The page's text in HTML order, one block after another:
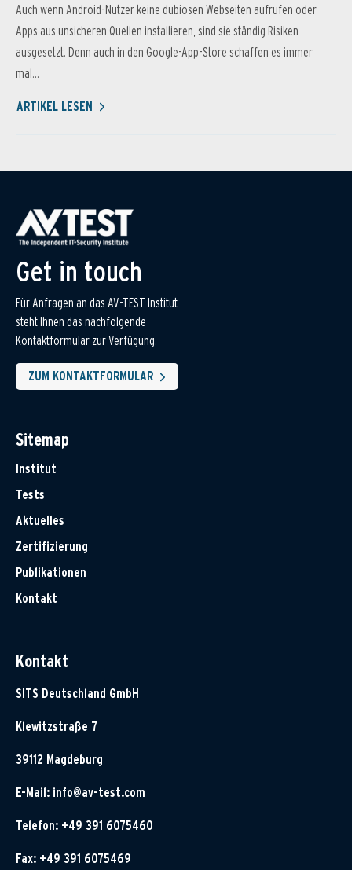
Auch wenn Android-Nutzer keine dubiosen Webseiten aufrufen oder
Apps aus unsicheren Quellen installieren, sind sie ständig Risiken
ausgesetzt. Denn auch in den Google-App-Store schaffen es immer
mal...
ARTIKEL LESEN
Get in touch
Für Anfragen an das AV-TEST Institut
steht Ihnen das nachfolgende
Kontaktformular zur Verfügung.
ZUM KONTAKTFORMULAR
Sitemap
Institut
Tests
Aktuelles
Zertifizierung
Publikationen
Kontakt
Kontakt
SITS Deutschland GmbH
Klewitzstraße 7
39112 Magdeburg
E-Mail: info@av-test.com
Telefon: +49 391 6075460
Fax: +49 391 6075469